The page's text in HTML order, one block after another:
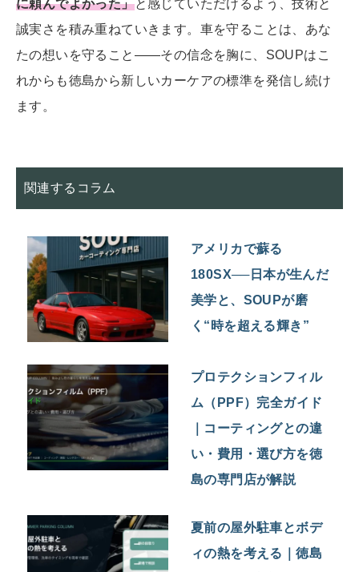
に頼んでよかった」と感じていただけるよう、技術と
誠実さを積み重ねていきます。車を守ることは、あな
たの想いを守ること――その信念を胸に、SOUPはこ
れからも徳島から新しいカーケアの標準を発信し続け
ます。
関連するコラム
アメリカで蘇る
180SX──日本が生んだ
美学と、SOUPが磨
く“時を超える輝き”
プロテクションフィル
ム（PPF）完全ガイド
｜コーティングとの違
い・費用・選び方を徳
島の専門店が解説
夏前の屋外駐車とボデ
ィの熱を考える｜徳島